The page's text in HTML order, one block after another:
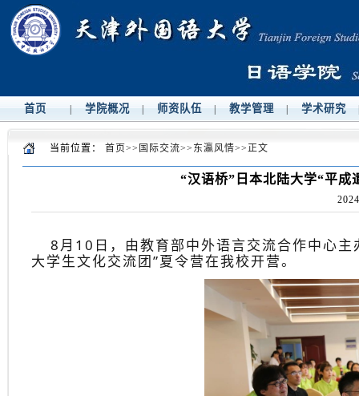
首页 学院概况 师资队伍 教学管理 学术研究
当前位置： 首页>> 国际交流>> 东瀛风情>>正文
“汉语桥”日本北陆大学“平成
8月10日，由教育部中外语言交流合作中心主
大学生文化交流团”夏令营在我校开营。